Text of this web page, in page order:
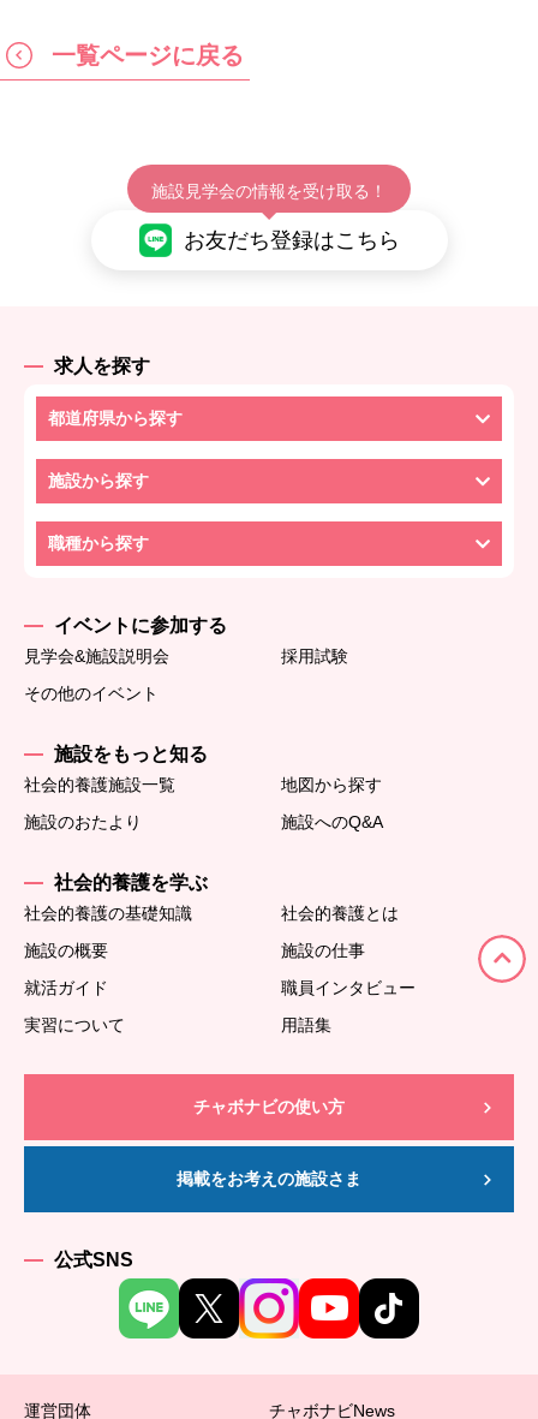
一覧ページに戻る
施設見学会の情報を受け取る！
お友だち登録はこちら
求人を探す
都道府県から探す
施設から探す
職種から探す
イベントに参加する
見学会&施設説明会
採用試験
その他のイベント
施設をもっと知る
社会的養護施設一覧
地図から探す
施設のおたより
施設へのQ&A
社会的養護を学ぶ
社会的養護の基礎知識
社会的養護とは
施設の概要
施設の仕事
就活ガイド
職員インタビュー
実習について
用語集
チャボナビの使い方
掲載をお考えの施設さま
公式SNS
運営団体 チャボナビNews